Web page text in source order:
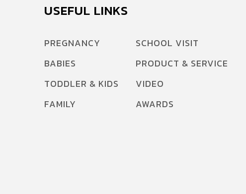
USEFUL LINKS
PREGNANCY
BABIES
TODDLER & KIDS
FAMILY
SCHOOL VISIT
PRODUCT & SERVICE
VIDEO
AWARDS